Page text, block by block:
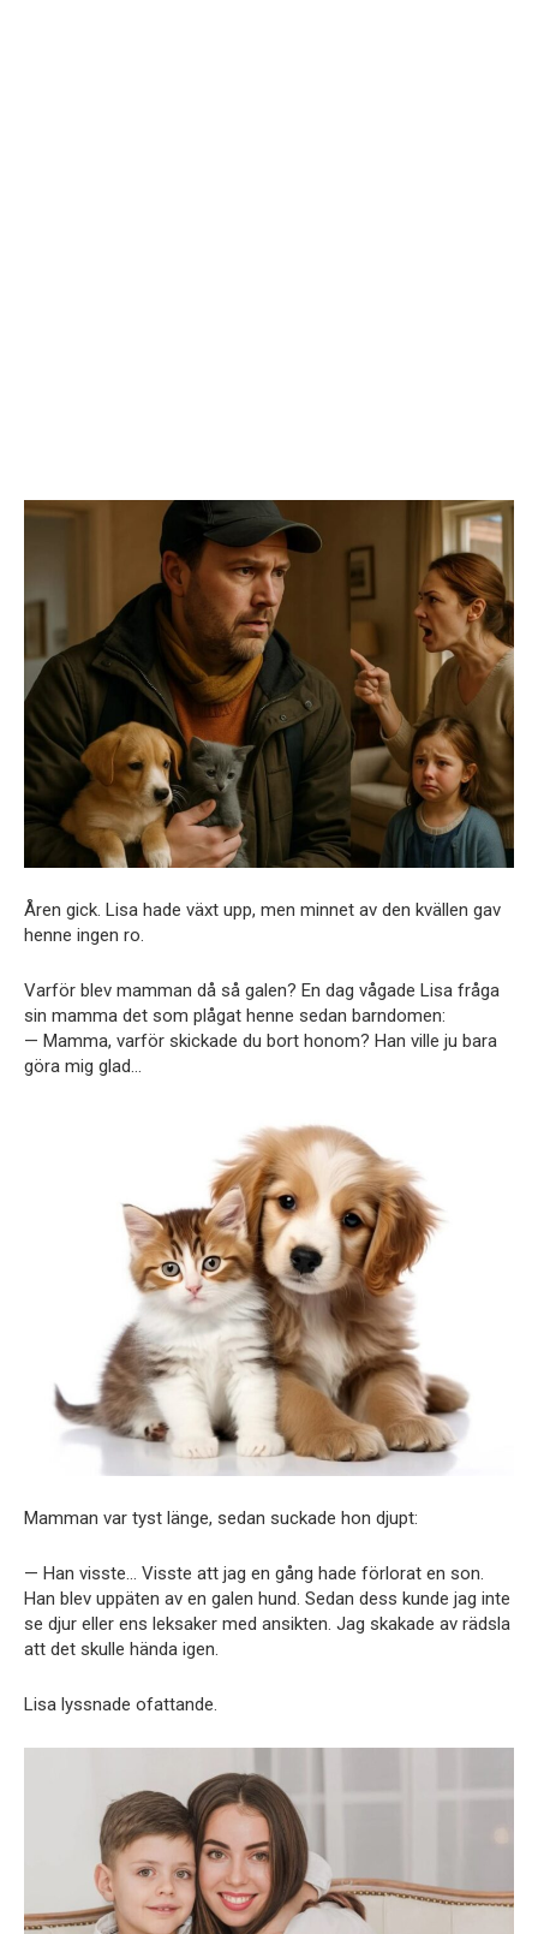
Åren gick. Lisa hade växt upp, men minnet av den kvällen gav
henne ingen ro.
Varför blev mamman då så galen? En dag vågade Lisa fråga
sin mamma det som plågat henne sedan barndomen:
— Mamma, varför skickade du bort honom? Han ville ju bara
göra mig glad…
Mamman var tyst länge, sedan suckade hon djupt:
— Han visste… Visste att jag en gång hade förlorat en son.
Han blev uppäten av en galen hund. Sedan dess kunde jag inte
se djur eller ens leksaker med ansikten. Jag skakade av rädsla
att det skulle hända igen.
Lisa lyssnade ofattande.